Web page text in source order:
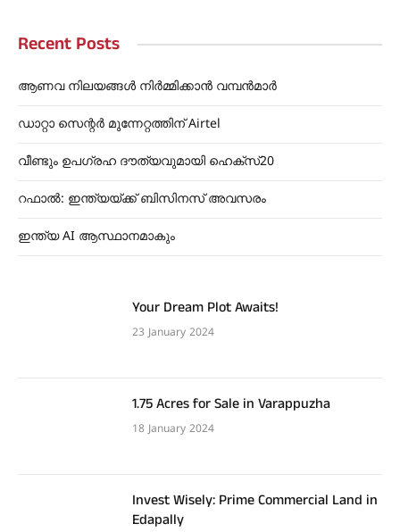
Recent Posts
ആണവ നിലയങ്ങൾ നിർമ്മിക്കാൻ വമ്പൻമാർ
ഡാറ്റാ സെന്റർ മുന്നേറ്റത്തിന് Airtel
വീണ്ടും ഉപഗ്രഹ ദൗത്യവുമായി ഹെക്സ്20
റഫാൽ: ഇന്ത്യയ്ക്ക് ബിസിനസ് അവസരം
ഇന്ത്യ AI ആസ്ഥാനമാകും
Your Dream Plot Awaits!
23 January 2024
1.75 Acres for Sale in Varappuzha
18 January 2024
Invest Wisely: Prime Commercial Land in
Edapally